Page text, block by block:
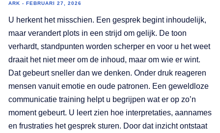
ARK FEBRUARI 27, 2026
U herkent het misschien. Een gesprek begint inhoudelijk,
maar verandert plots in een strijd om gelijk. De toon
verhardt, standpunten worden scherper en voor u het weet
draait het niet meer om de inhoud, maar om wie er wint.
Dat gebeurt sneller dan we denken. Onder druk reageren
mensen vanuit emotie en oude patronen. Een geweldloze
communicatie training helpt u begrijpen wat er op zo’n
moment gebeurt. U leert zien hoe interpretaties, aannames
en frustraties het gesprek sturen. Door dat inzicht ontstaat